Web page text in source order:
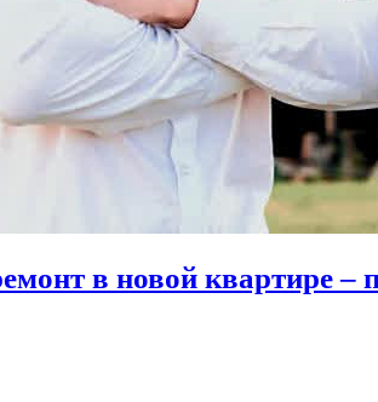
в новой квартире –